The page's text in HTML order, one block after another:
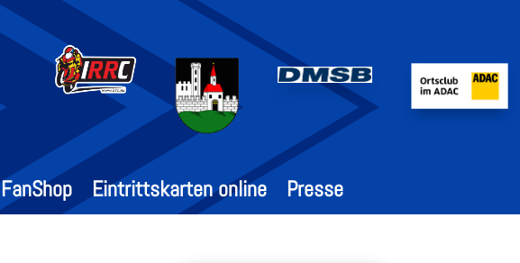
FanShop Eintrittskarten online Presse